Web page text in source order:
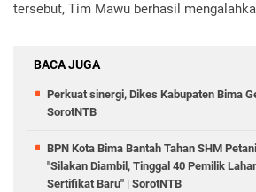
tersebut, Tim Mawu berhasil
BACA JUGA
Perkuat sinergi, Dikes Kabupaten Bima
SorotNTB
BPN Kota Bima Bantah Tahan SHM
"Silakan Diambil, Tinggal 40 Pemilik
Sertifikat Baru" | SorotNTB